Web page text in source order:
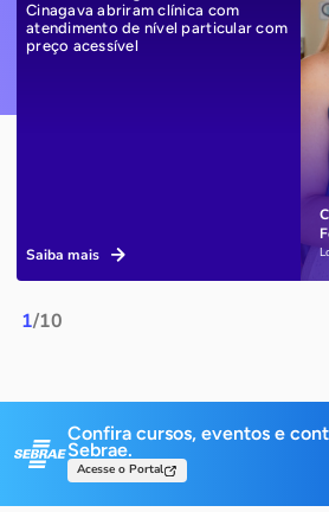
1/10
Cinagava abriram clínica com
atendimento de nível particular com
preço acessível
Saiba mais
Confira cursos, eventos e
Sebrae.
Acesse o Portal